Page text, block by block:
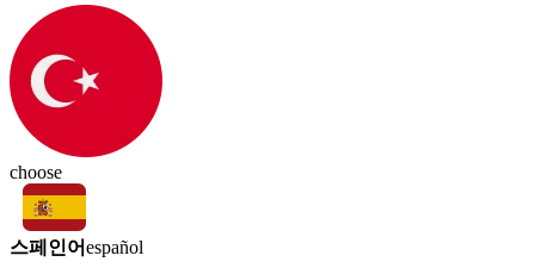
choose
스페인어español